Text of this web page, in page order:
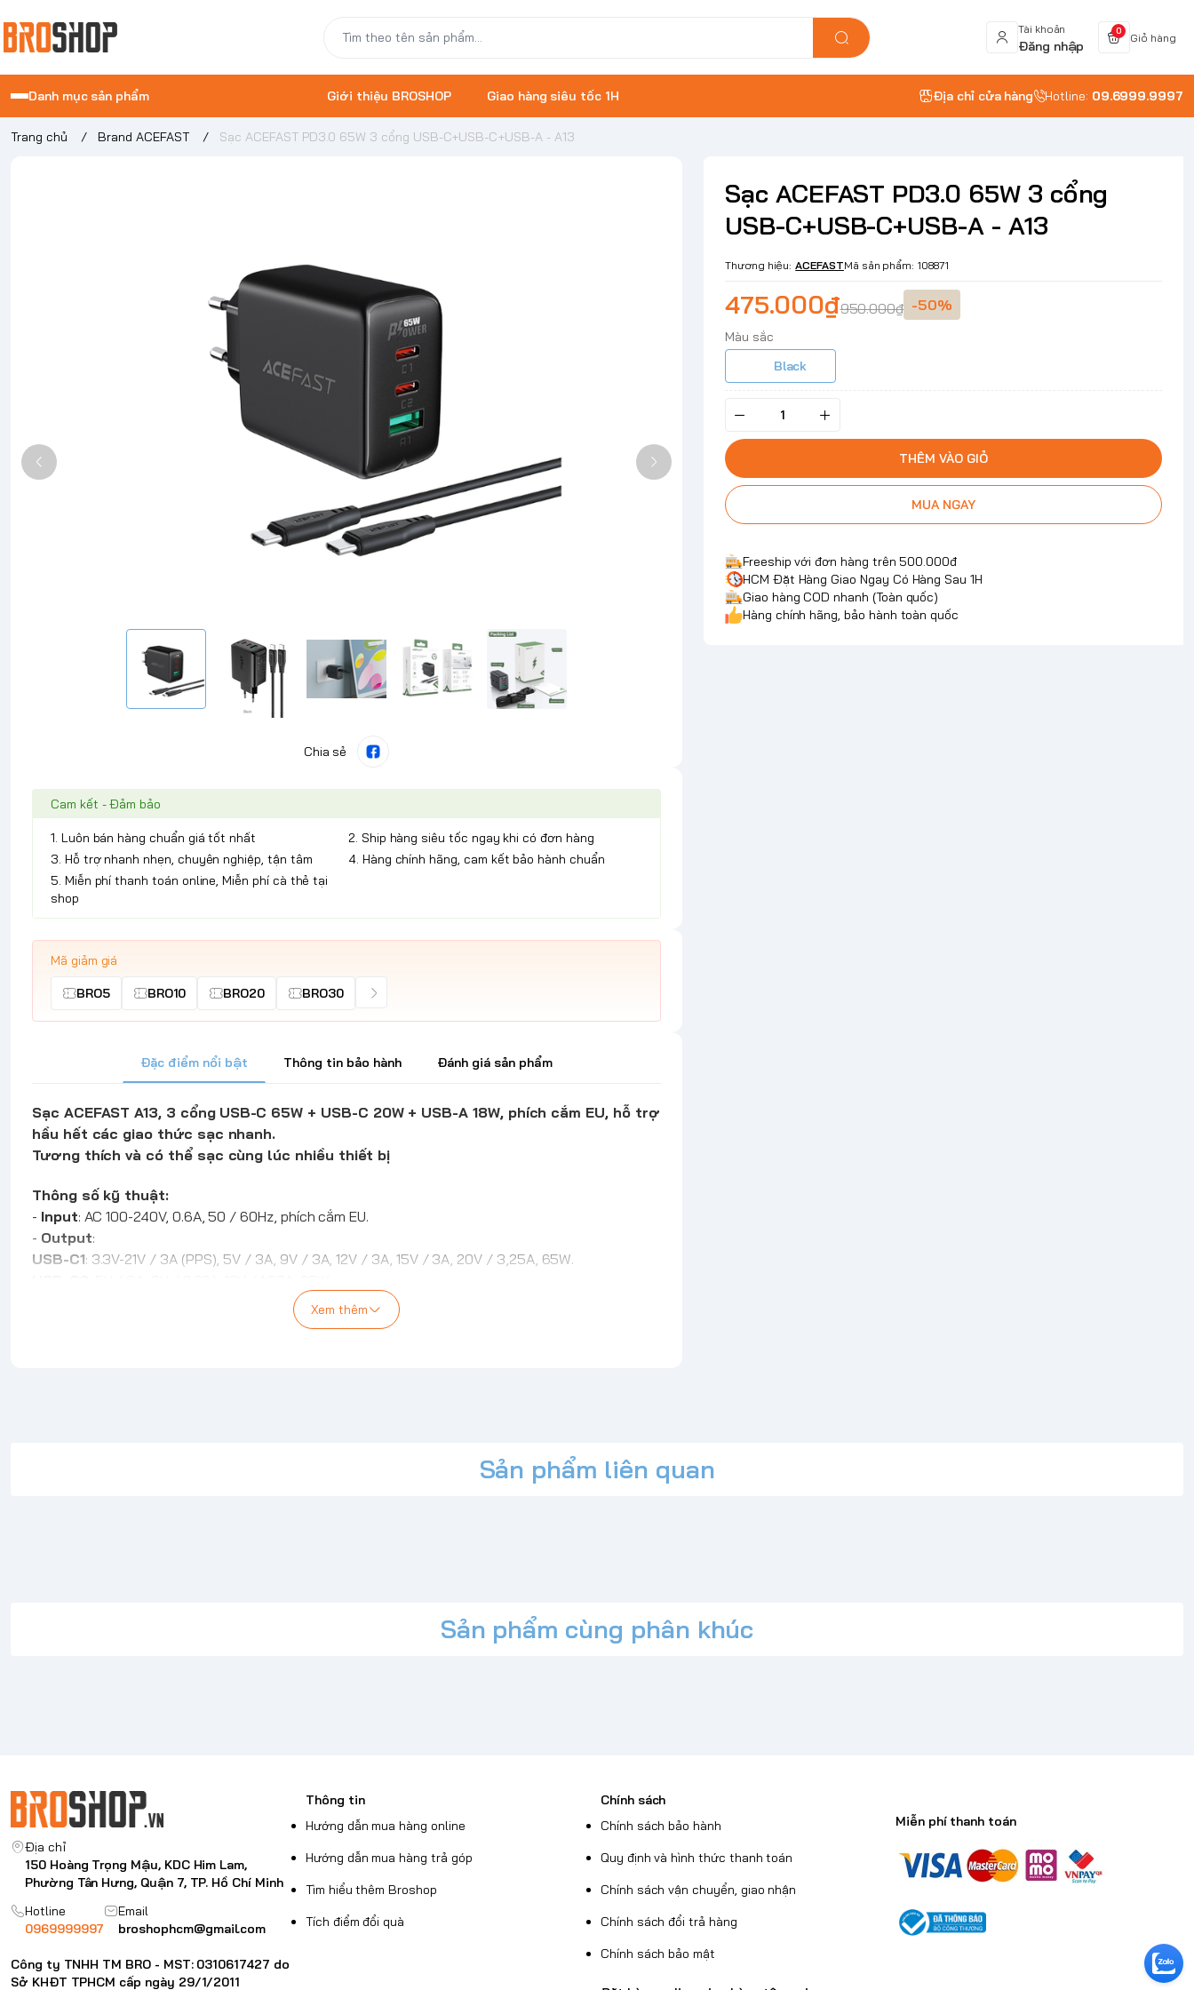
Tài khoản
Đăng nhập
0
Giỏ hàng
Danh mục sản phẩm Giới thiệu BROSHOP Giao hàng siêu tốc 1H Địa chỉ cửa hàng Hotline: 09.6999.9997
Trang chủ / Brand ACEFAST / Sạc ACEFAST PD3.0 65W 3 cổng USB-C+USB-C+USB-A - A13
Chia sẻ
Sạc ACEFAST PD3.0 65W 3 cổng
USB-C+USB-C+USB-A - A13
Thương hiệu: ACEFASTMã sản phẩm: 108871
475.000₫950.000₫ -50%
Màu sắc
Black
THÊM VÀO GIỎ
MUA NGAY
Freeship với đơn hàng trên 500.000đ
HCM Đặt Hàng Giao Ngay Có Hàng Sau 1H
Giao hàng COD nhanh (Toàn quốc)
Hàng chính hãng, bảo hành toàn quốc
Cam kết - Đảm bảo
1. Luôn bán hàng chuẩn giá tốt nhất
2. Ship hàng siêu tốc ngay khi có đơn hàng
3. Hỗ trợ nhanh nhẹn, chuyên nghiệp, tận tâm
4. Hàng chính hãng, cam kết bảo hành chuẩn
5. Miễn phí thanh toán online, Miễn phí cà thẻ tại
shop
Mã giảm giá
BRO5 BRO10 BRO20 BRO30
Đặc điểm nổi bật Thông tin bảo hành Đánh giá sản phẩm
Sạc ACEFAST A13, 3 cổng USB-C 65W + USB-C 20W + USB-A 18W, phích cắm EU, hỗ trợ
hầu hết các giao thức sạc nhanh.
Tương thích và có thể sạc cùng lúc nhiều thiết bị
Thông số kỹ thuật:
- Input: AC 100-240V, 0.6A, 50 / 60Hz, phích cắm EU.
- Output:
USB-C1: 3.3V-21V / 3A (PPS), 5V / 3A, 9V / 3A, 12V / 3A, 15V / 3A, 20V / 3,25A, 65W.
Xem thêm
Sản phẩm liên quan
Sản phẩm cùng phân khúc
Địa chỉ
150 Hoàng Trọng Mậu, KDC Him Lam,
Phường Tân Hưng, Quận 7, TP. Hồ Chí Minh
Hotline
0969999997
Email
broshophcm@gmail.com
Công ty TNHH TM BRO - MST: 0310617427 do
Sở KHĐT TPHCM cấp ngày 29/1/2011
Thông tin
Hướng dẫn mua hàng online
Hướng dẫn mua hàng trả góp
Tìm hiểu thêm Broshop
Tích điểm đổi quà
Chính sách
Chính sách bảo hành
Quy định và hình thức thanh toán
Chính sách vận chuyển, giao nhận
Chính sách đổi trả hàng
Chính sách bảo mật
Miễn phí thanh toán